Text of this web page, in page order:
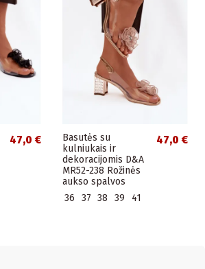
47,0 €
Basutės su
kulniukais ir
dekoracijomis D&A
MR52-238 Rožinės
aukso spalvos
47,0 €
36 37 38 39 41